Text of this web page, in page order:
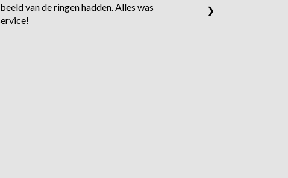
van de ringen hadden. Alles was
❯